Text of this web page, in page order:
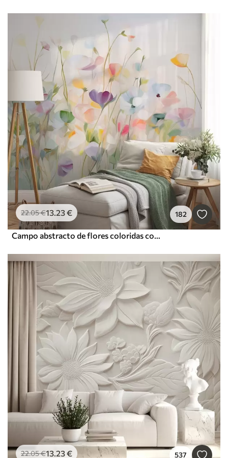
22.05€13.23€ 182
Campo abstracto de flores coloridas con tallos largos y hojas verdes, texturizado, colores pastel y claros
22.05€13.23€ 537